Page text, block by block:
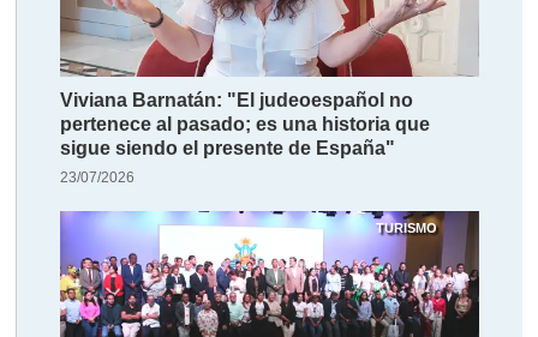
Viviana Barnatán: "El judeoespañol no
pertenece al pasado; es una historia que
sigue siendo el presente de España"
23/07/2026
TURISMO